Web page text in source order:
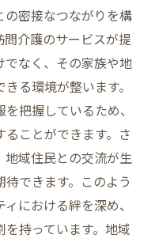
密接なつながりを構
介護のサービスが提
なく、その家族や地
る環境が整います。
把握しているため、
ことができます。さ
域住民との交流が生
できます。このよう
における絆を深め、
持っています。地域